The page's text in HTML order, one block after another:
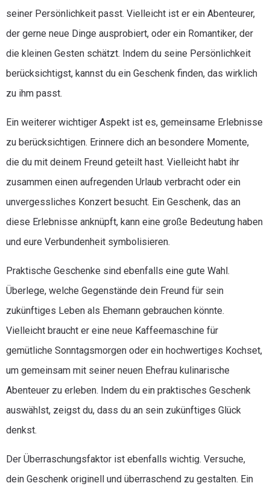
seiner Persönlichkeit passt. Vielleicht ist er ein Abenteurer,
der gerne neue Dinge ausprobiert, oder ein Romantiker, der
die kleinen Gesten schätzt. Indem du seine Persönlichkeit
berücksichtigst, kannst du ein Geschenk finden, das wirklich
zu ihm passt.
Ein weiterer wichtiger Aspekt ist es, gemeinsame Erlebnisse
zu berücksichtigen. Erinnere dich an besondere Momente,
die du mit deinem Freund geteilt hast. Vielleicht habt ihr
zusammen einen aufregenden Urlaub verbracht oder ein
unvergessliches Konzert besucht. Ein Geschenk, das an
diese Erlebnisse anknüpft, kann eine große Bedeutung haben
und eure Verbundenheit symbolisieren.
Praktische Geschenke sind ebenfalls eine gute Wahl.
Überlege, welche Gegenstände dein Freund für sein
zukünftiges Leben als Ehemann gebrauchen könnte.
Vielleicht braucht er eine neue Kaffeemaschine für
gemütliche Sonntagsmorgen oder ein hochwertiges Kochset,
um gemeinsam mit seiner neuen Ehefrau kulinarische
Abenteuer zu erleben. Indem du ein praktisches Geschenk
auswählst, zeigst du, dass du an sein zukünftiges Glück
denkst.
Der Überraschungsfaktor ist ebenfalls wichtig. Versuche,
dein Geschenk originell und überraschend zu gestalten. Ein